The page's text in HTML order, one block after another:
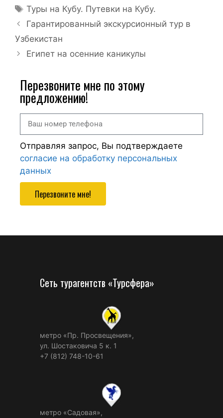
Туры на Кубу. Путевки на Кубу.
Гарантированный экскурсионный тур в
Узбекистан
Египет на осенние каникулы
Перезвоните мне по этому
предложению!
Отправляя запрос, Вы подтверждаете
согласие на обработку персональных
данных
Перезвоните мне!
Сеть турагентств «Турсфера»
метро «Пр. Просвещения»,
ул. Шостаковича 5 к. 1
+7 (812) 748-10-61
метро «Садовая»,